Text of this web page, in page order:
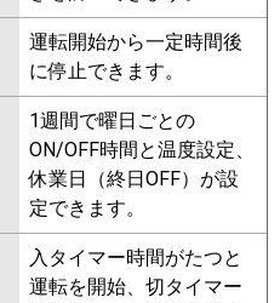
運転開始から一定時間後
に停止できます。
1週間で曜日ごとの
ON/OFF時間と温度設定、
休業日（終日OFF）が設
定できます。
入タイマー時間がたつと
運転を開始、切タイマー